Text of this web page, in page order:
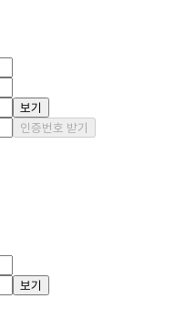
보기
인증번호 받기
보기